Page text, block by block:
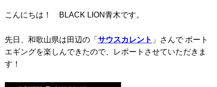
こんにちは！ BLACK LION青木です。
先日、和歌山県は田辺の「 サウスカレント 」さんで ボート
エギングを楽しんできたので、レポートさせていただきま
す！